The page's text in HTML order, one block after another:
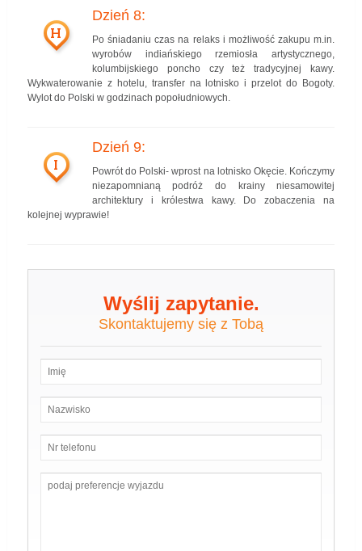
H
Dzień 8:
Po śniadaniu czas na relaks i możliwość zakupu m.in.
wyrobów indiańskiego rzemiosła artystycznego,
kolumbijskiego poncho czy też tradycyjnej kawy.
Wykwaterowanie z hotelu, transfer na lotnisko i przelot do Bogoty.
Wylot do Polski w godzinach popołudniowych.
I
Dzień 9:
Powrót do Polski- wprost na lotnisko Okęcie. Kończymy
niezapomnianą podróż do krainy niesamowitej
architektury i królestwa kawy. Do zobaczenia na
kolejnej wyprawie!
Wyślij zapytanie.
Skontaktujemy się z Tobą